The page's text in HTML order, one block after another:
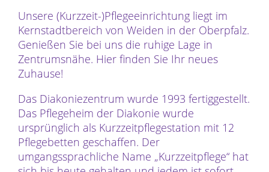
Unsere (Kurzzeit-)Pflegeeinrichtung liegt im
Kernstadtbereich von Weiden in der Oberpfalz.
Genießen Sie bei uns die ruhige Lage in
Zentrumsnähe. Hier finden Sie Ihr neues
Zuhause!
Das Diakoniezentrum wurde 1993 fertiggestellt.
Das Pflegeheim der Diakonie wurde
ursprünglich als Kurzzeitpflegestation mit 12
Pflegebetten geschaffen. Der
umgangssprachliche Name „Kurzzeitpflege“ hat